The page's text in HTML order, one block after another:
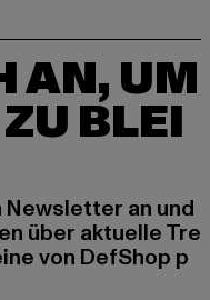
AN, UM
BLEI
an und
über aktuelle Tre
von DefShop p